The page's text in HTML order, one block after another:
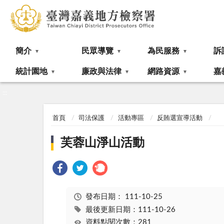
簡介 民眾導覽 為民服務 訴
統計園地 廉政與法律 網路資源 嘉
首頁 司法保護 活動專區 反賄選宣導活動
芙蓉山淨山活動
發布日期： 111-10-25
最後更新日期：111-10-26
資料點閱次數：281